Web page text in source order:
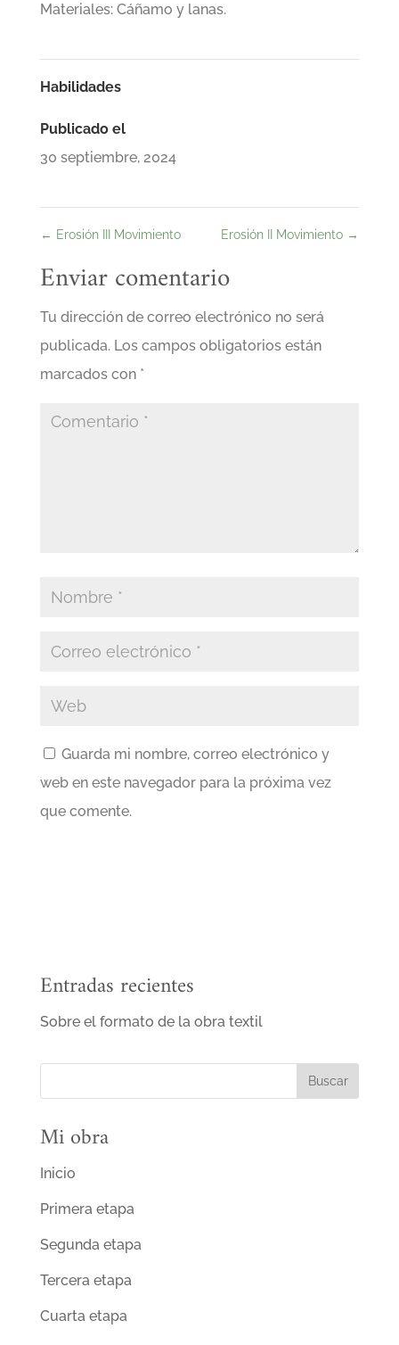
Materiales: Cáñamo y lanas.
Habilidades
Publicado el
30 septiembre, 2024
← Erosión III Movimiento Erosión II Movimiento →
Enviar comentario
Tu dirección de correo electrónico no será
publicada. Los campos obligatorios están
marcados con *
Guarda mi nombre, correo electrónico y
web en este navegador para la próxima vez
que comente.
Entradas recientes
Sobre el formato de la obra textil
Mi obra
Inicio
Primera etapa
Segunda etapa
Tercera etapa
Cuarta etapa